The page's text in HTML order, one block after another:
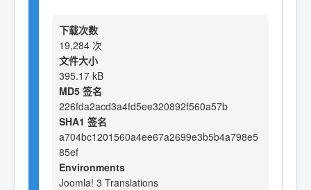
下载次数
19,284 次
文件大小
395.17 kB
MD5 签名
226fda2acd3a4fd5ee320892f560a57b
SHA1 签名
a704bc1201560a4ee67a2699e3b5b4a798e5
85ef
Environments
Joomla! 3 Translations